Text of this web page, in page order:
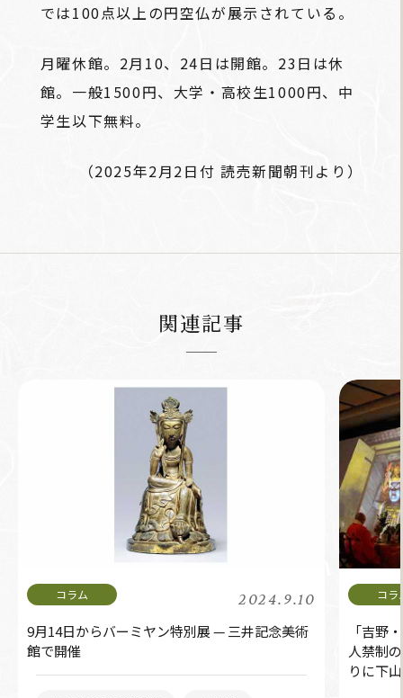
では100点以上の円空仏が展示されている。
月曜休館。2月10、24日は開館。23日は休
館。一般1500円、大学・高校生1000円、中
学生以下無料。
（2025年2月2日付 読売新聞朝刊より）
関連記事
2024.9.10
9月14日からバーミヤン特別展 — 三井記念美術
館で開催
「吉野
人禁制
りに下